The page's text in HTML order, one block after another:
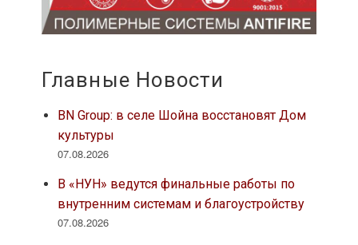
Главные Новости
BN Group: в селе Шойна восстановят Дом
культуры
07.08.2026
В «НУН» ведутся финальные работы по
внутренним системам и благоустройству
07.08.2026